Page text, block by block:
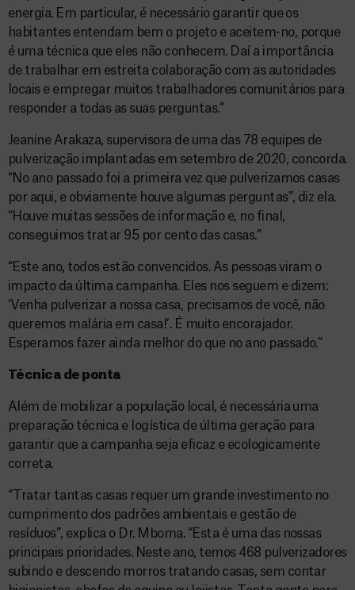
energia. Em particular, é necessário garantir que os
habitantes entendam bem o projeto e aceitem-no, porque
é uma técnica que eles não conhecem. Daí a importância
de trabalhar em estreita colaboração com as autoridades
locais e empregar muitos trabalhadores comunitários para
responder a todas as suas perguntas.”
Jeanine Arakaza, supervisora de uma das 78 equipes de
pulverização implantadas em setembro de 2020, concorda.
“No ano passado foi a primeira vez que pulverizamos casas
por aqui, e obviamente houve algumas perguntas”, diz ela.
“Houve muitas sessões de informação e, no final,
conseguimos tratar 95 por cento das casas.”
“Este ano, todos estão convencidos. As pessoas viram o
impacto da última campanha. Eles nos seguem e dizem:
‘Venha pulverizar a nossa casa, precisamos de você, não
queremos malária em casa!’. É muito encorajador.
Esperamos fazer ainda melhor do que no ano passado.”
Técnica de ponta
Além de mobilizar a população local, é necessária uma
preparação técnica e logística de última geração para
garantir que a campanha seja eficaz e ecologicamente
correta.
“Tratar tantas casas requer um grande investimento no
cumprimento dos padrões ambientais e gestão de
resíduos”, explica o Dr. Mboma. “Esta é uma das nossas
principais prioridades. Neste ano, temos 468 pulverizadores
subindo e descendo morros tratando casas, sem contar